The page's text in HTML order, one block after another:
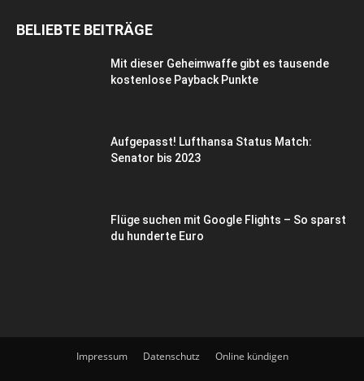
BELIEBTE BEITRÄGE
Mit dieser Geheimwaffe gibt es tausende
kostenlose Payback Punkte
Aufgepasst! Lufthansa Status Match:
Senator bis 2023
Flüge suchen mit Google Flights – So sparst
du hunderte Euro
Impressum Datenschutz Online kündigen